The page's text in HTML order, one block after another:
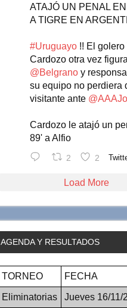
ATAJÓ UN PENAL
A TIGRE EN
#Uruguayo !! El
Cardozo otra vez
@Belgrano y
su equipo no perdiera
visitante ante
Cardozo le atajó un
89' a Alfio
2 2
Load More
AGENDA Y RESULTADOS
TORNEO FECHA
Eliminatorias Jueves 16/11/